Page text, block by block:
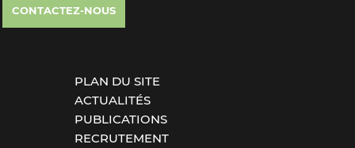
CONTACTEZ-NOUS
PLAN DU SITE
ACTUALITÉS
PUBLICATIONS
RECRUTEMENT